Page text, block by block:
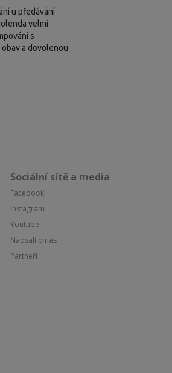
u předávání
velmi
s
a dovolenou
Sociální sítě a media
Facebook
Instagram
Youtube
Napsali o nás
Partneři